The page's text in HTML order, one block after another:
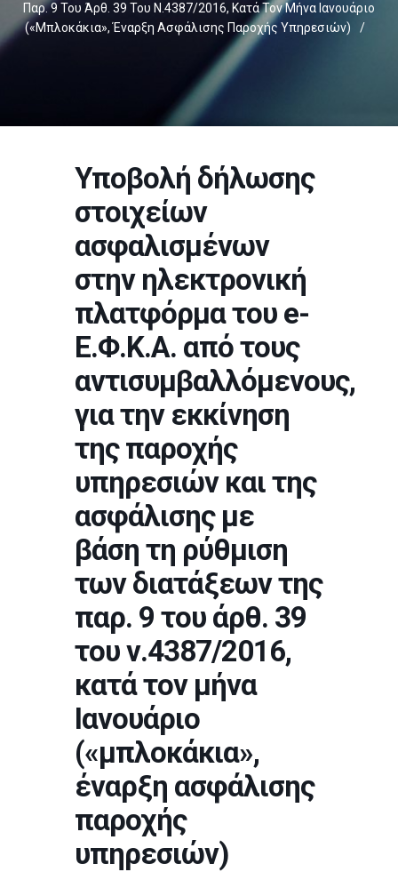
Παρ. 9 Του Άρθ. 39 Του Ν.4387/2016, Κατά Τον Μήνα Ιανουάριο
(«μπλοκάκια», Έναρξη Ασφάλισης Παροχής Υπηρεσιών)
/
Υποβολή δήλωσης
στοιχείων
ασφαλισμένων
στην ηλεκτρονική
πλατφόρμα του e-
Ε.Φ.Κ.Α. από τους
αντισυμβαλλόμενους,
για την εκκίνηση
της παροχής
υπηρεσιών και της
ασφάλισης με
βάση τη ρύθμιση
των διατάξεων της
παρ. 9 του άρθ. 39
του ν.4387/2016,
κατά τον μήνα
Ιανουάριο
(«μπλοκάκια»,
έναρξη ασφάλισης
παροχής
υπηρεσιών)